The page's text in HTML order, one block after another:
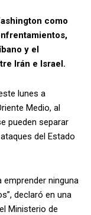
como
y el
Irán e Israel.
lunes a
Medio, al
pueden separar
del Estado
emprender ninguna
declaró en una
Ministerio de